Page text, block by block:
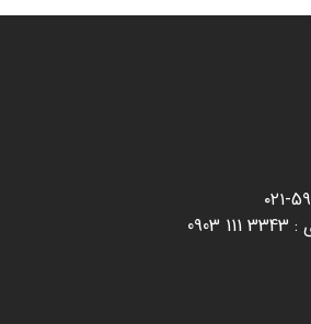
:
3343 111 0903